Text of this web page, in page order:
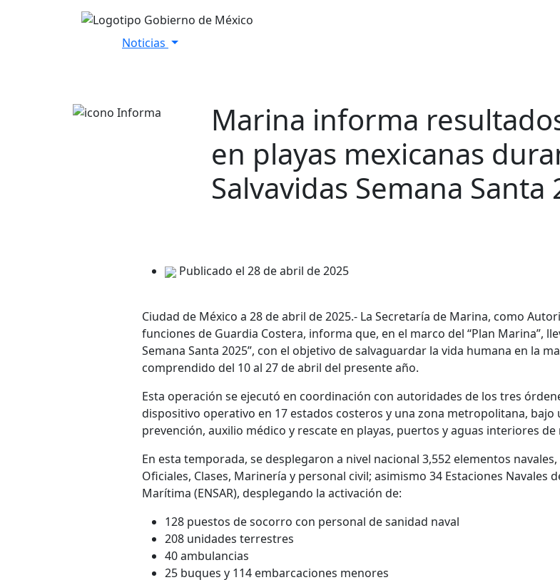
Noticias
Marina informa
en playas mexicanas
Salvavidas Semana Santa
Publicado el 28 de abril de 2025
Ciudad de México a 28 de abril de 2025.- La Secretaría de Marina, como
funciones de Guardia Costera, informa que, en el marco del “Plan Marina”,
Semana Santa 2025”, con el objetivo de salvaguardar la vida humana en la
comprendido del 10 al 27 de abril del presente año.
Esta operación se ejecutó en coordinación con autoridades de los tres
dispositivo operativo en 17 estados costeros y una zona metropolitana, bajo
prevención, auxilio médico y rescate en playas, puertos y aguas interiores
En esta temporada, se desplegaron a nivel nacional 3,552 elementos
Oficiales, Clases, Marinería y personal civil; asimismo 34 Estaciones Navales
Marítima (ENSAR), desplegando la activación de:
128 puestos de socorro con personal de sanidad naval
208 unidades terrestres
40 ambulancias
25 buques y 114 embarcaciones menores